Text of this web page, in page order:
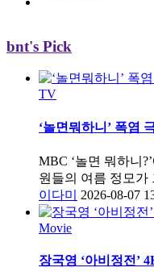
bnt's Pick
TV
‘놀면뭐하니’ 폭염
MBC ‘놀면 뭐하니
원들의 여름 정모가
이다미
2026-08-07
Movie
장국영 ‘아비정전’